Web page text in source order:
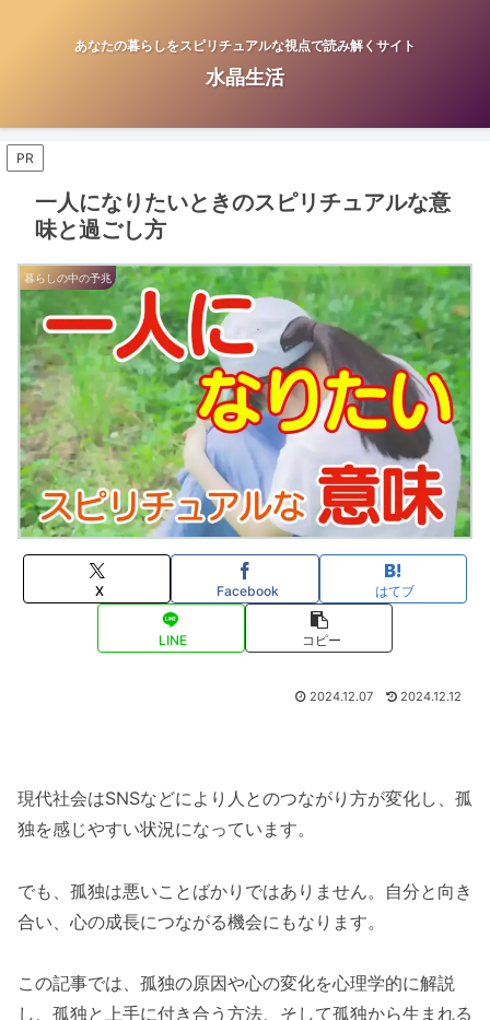
あなたの暮らしをスピリチュアルな視点で読み解くサイト
水晶生活
PR
一人になりたいときのスピリチュアルな意
味と過ごし方
暮らしの中の予兆
X Facebook はてブ
LINE コピー
2024.12.07 2024.12.12
現代社会はSNSなどにより人とのつながり方が変化し、孤
独を感じやすい状況になっています。
でも、孤独は悪いことばかりではありません。自分と向き
合い、心の成長につながる機会にもなります。
この記事では、孤独の原因や心の変化を心理学的に解説
し、孤独と上手に付き合う方法、そして孤独から生まれる